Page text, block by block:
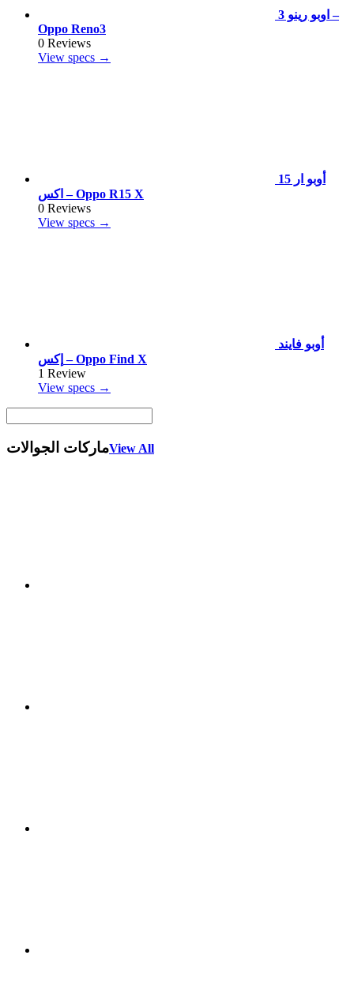
اوبو رينو 3 –
Oppo Reno3
0 Reviews
View specs →
أوبو ار 15
اكس – Oppo R15 X
0 Reviews
View specs →
أوبو فايند
إكس – Oppo Find X
1 Review
View specs →
ماركات الجوالاتView All